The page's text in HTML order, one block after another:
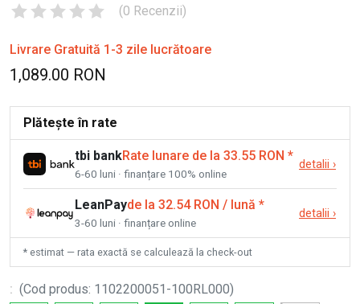
(0 Recenzii)
Livrare Gratuită 1-3 zile lucrătoare
1,089.00 RON
Plătește în rate
tbi bankRate lunare de la 33.55 RON *
6-60 luni · finanțare 100% online
detalii ›
LeanPayde la 32.54 RON / lună *
3-60 luni · finanțare online
detalii ›
* estimat — rata exactă se calculează la check-out
: (Cod produs: 1102200051-100RL000)